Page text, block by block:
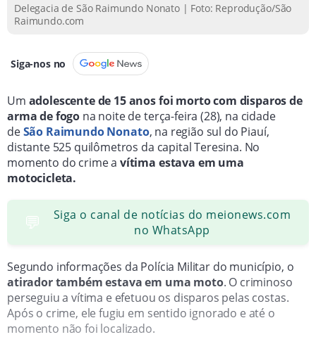
Delegacia de São Raimundo Nonato | Foto: Reprodução/São
Raimundo.com
Siga-nos no
Um adolescente de 15 anos foi morto com disparos de
arma de fogo na noite de terça-feira (28), na cidade
deSão Raimundo Nonato, na região sul do Piauí,
distante 525 quilômetros da capital Teresina. No
momento do crime a vítima estava em uma
motocicleta.
💬
Siga o canal de notícias do meionews.com
no WhatsApp
Segundo informações da Polícia Militar do município, o
atirador também estava em uma moto. O criminoso
perseguiu a vítima e efetuou os disparos pelas costas.
Após o crime, ele fugiu em sentido ignorado e até o
momento não foi localizado.